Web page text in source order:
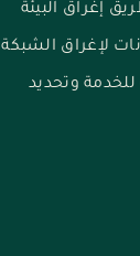
إغراق البيئة
لإغراق الشبكة
وتحديد